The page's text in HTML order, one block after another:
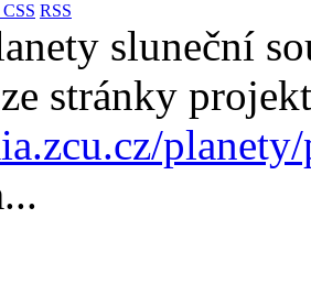
CSS RSS
sluneční
stránky